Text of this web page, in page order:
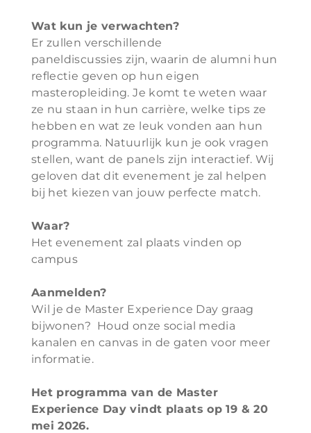
Wat kun je verwachten?
Er zullen verschillende
paneldiscussies zijn, waarin de alumni hun
reflectie geven op hun eigen
masteropleiding. Je komt te weten waar
ze nu staan in hun carrière, welke tips ze
hebben en wat ze leuk vonden aan hun
programma. Natuurlijk kun je ook vragen
stellen, want de panels zijn interactief. Wij
geloven dat dit evenement je zal helpen
bij het kiezen van jouw perfecte match.
Waar?
Het evenement zal plaats vinden op
campus
Aanmelden?
Wil je de Master Experience Day graag
bijwonen? Houd onze social media
kanalen en canvas in de gaten voor meer
informatie.
Het programma van de Master
Experience Day vindt plaats op 19 & 20
mei 2026.